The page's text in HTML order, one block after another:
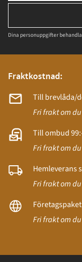
Dina personuppgifter
Fraktkostnad:
Till brevlåda/
Fri frakt om
Till ombud
Fri frakt om
Hemleverans
Fri frakt om
Fri frakt om